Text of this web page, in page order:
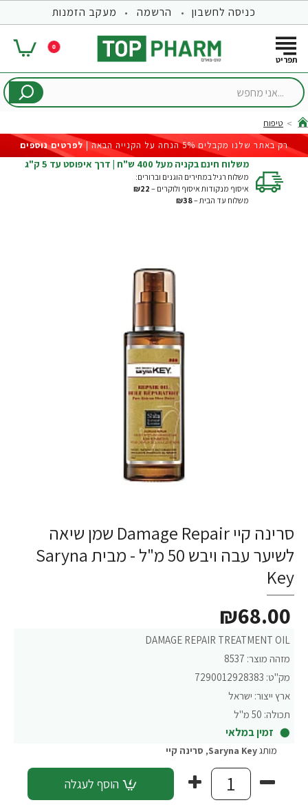
כניסה לחשבון הרשמה מעקב הזמנות
0
...אני
home
טיפוח
רק באתר שלנו מקבלים 5% הנחה על הקנייה הבאה |
לפרטים נוספים
משלוח חינם בקניה מעל 400 ש"ח | דרך איפוסט עד 5 ק"ג
משלוח רגיל במחירים הוגנים וברורים:
איסוף מנקודות איסוף ולוקרים – ₪22
משלוח עד הבית –₪38
סרינה קיי Damage Repair שמן שיאה
לשיער עבה ויבש 50 מ"ל - מבית Saryna
Key
DAMAGE REPAIR TREATMENT OIL
מזהה מוצר: 8537
מק"ט: 7290012928383
ארץ ייצור: ישראל
תכולה: 50 מ"ל
זמין במלאי
₪68.00
מותגSaryna Key
, סרינה קיי
הוסף לעגלה